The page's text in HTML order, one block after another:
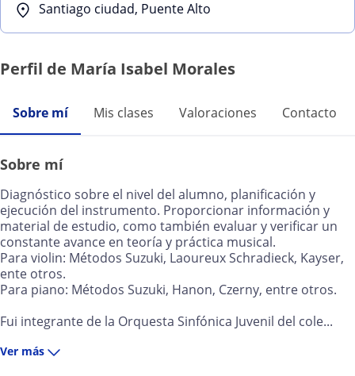
Santiago ciudad, Puente Alto
Perfil de María Isabel Morales
Sobre mí Mis clases Valoraciones Contacto
Sobre mí
Diagnóstico sobre el nivel del alumno, planificación y
ejecución del instrumento. Proporcionar información y
material de estudio, como también evaluar y verificar un
constante avance en teoría y práctica musical.
Para violin: Métodos Suzuki, Laoureux Schradieck, Kayser,
ente otros.
Para piano: Métodos Suzuki, Hanon, Czerny, entre otros.
Fui integrante de la Orquesta Sinfónica Juvenil del cole...
Ver más